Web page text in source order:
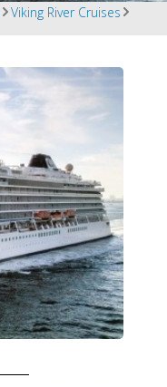
Viking River Cruises